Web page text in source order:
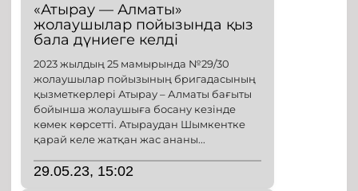
«Атырау — Алматы»
жолаушылар пойызында қыз
бала дүниеге келді
2023 жылдың 25 мамырында №29/30
жолаушылар пойызының бригадасының
қызметкерлері Атырау – Алматы бағыты
бойынша жолаушыға босану кезінде
көмек көрсетті. Атыраудан Шымкентке
қарай келе жатқан жас ананы...
29.05.23, 15:02